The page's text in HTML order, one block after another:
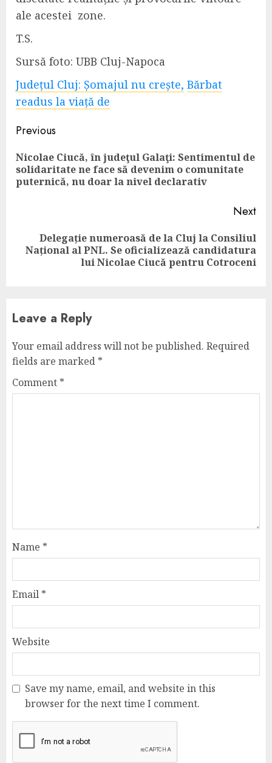
ale acestei zone.
T.S.
Sursă foto: UBB Cluj-Napoca
Județul Cluj: Șomajul nu crește, Bărbat
readus la viață de
Continue
Reading
Previous
Nicolae Ciucă, în judeţul Galaţi: Sentimentul de
solidaritate ne face să devenim o comunitate
puternică, nu doar la nivel declarativ
Next
Next
Delegație numeroasă de la Cluj la Consiliul
Național al PNL. Se oficializează candidatura
lui Nicolae Ciucă pentru Cotroceni
Leave a Reply
Your email address will not be published. Required
fields are marked *
Comment *
Name *
Email *
Website
Save my name, email, and website in this
browser for the next time I comment.